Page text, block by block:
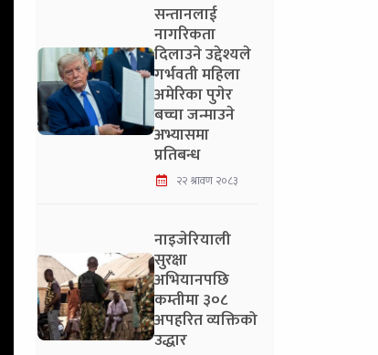
सन्तानलाई
नागरिकता
दिलाउने उद्देश्यले
गर्भवती महिला
अमेरिका पुगेर
बच्चा जन्माउने
अभ्यासमा
प्रतिबन्ध
२२ श्रावण २०८३
नाइजेरियाली
सुरक्षा
अभियानपछि
कम्तीमा ३०८
अपहरित व्यक्तिको
उद्धार